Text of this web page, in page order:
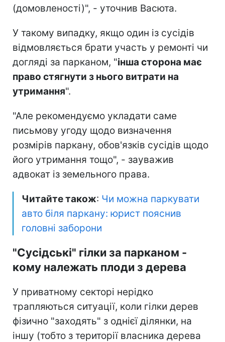
(домовленості)", - уточнив Васюта.
У такому випадку, якщо один із сусідів
відмовляється брати участь у ремонті чи
догляді за парканом, "інша сторона має
право стягнути з нього витрати на
утримання".
"Але рекомендуємо укладати саме
письмову угоду щодо визначення
розмірів паркану, обов'язків сусідів щодо
його утримання тощо", - зауважив
адвокат із земельного права.
Читайте також: Чи можна паркувати
авто біля паркану: юрист пояснив
головні заборони
"Сусідські" гілки за парканом -
кому належать плоди з дерева
У приватному секторі нерідко
трапляються ситуації, коли гілки дерев
фізично "заходять" з однієї ділянки, на
іншу (тобто з території власника дерева